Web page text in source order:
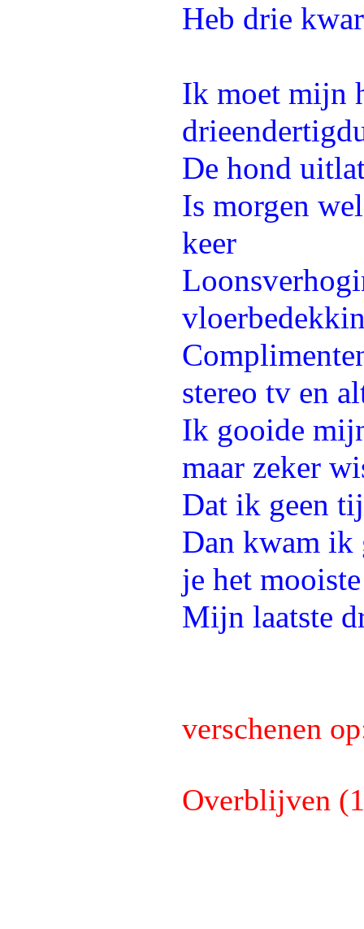
Heb drie
Ik moet mijn
De hond
Is morgen
keer
stereo tv en
Ik gooide
maar zeker
Dat ik geen
Dan kwam ik
je het
Mijn laatste
verschenen
Overblijven